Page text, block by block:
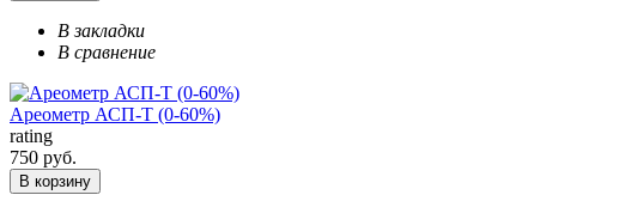
В закладки
В сравнение
Ареометр АСП-Т (0-60%)
rating
750 руб.
В корзину